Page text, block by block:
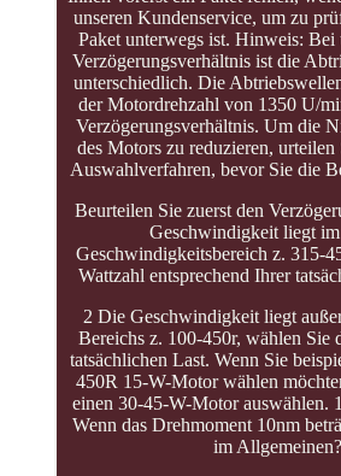
unseren Kundenservice, um zu
Paket unterwegs ist. Hinweis: Bei
Verzögerungsverhältnis ist die
unterschiedlich. Die
der Motordrehzahl von 1350 U/
Verzögerungsverhältnis. Um die
des Motors zu reduzieren, urteilen
Auswahlverfahren, bevor Sie die
Beurteilen Sie zuerst den
Geschwindigkeit liegt im
Geschwindigkeitsbereich z. 315-
Wattzahl entsprechend Ihrer
2 Die Geschwindigkeit liegt
Bereichs z. 100-450r, wählen Sie
tatsächlichen Last. Wenn Sie
450R 15-W-Motor wählen
einen 30-45-W-Motor auswählen.
Wenn das Drehmoment 10nm
im Allgemeinen?